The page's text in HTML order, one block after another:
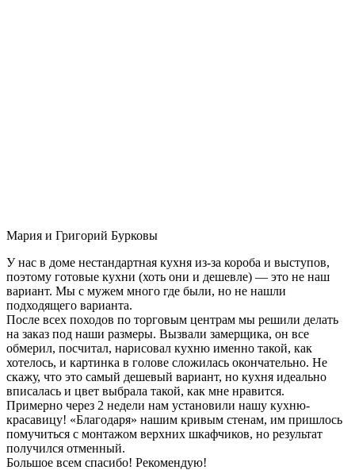
Мария и Григорий Бурковы
У нас в доме нестандартная кухня из-за короба и выступов,
поэтому готовые кухни (хоть они и дешевле) — это не наш
вариант. Мы с мужем много где были, но не нашли
подходящего варианта.
После всех походов по торговым центрам мы решили делать
на заказ под наши размеры. Вызвали замерщика, он все
обмерил, посчитал, нарисовал кухню именно такой, как
хотелось, и картинка в голове сложилась окончательно. Не
скажу, что это самый дешевый вариант, но кухня идеально
вписалась и цвет выбрала такой, как мне нравится.
Примерно через 2 недели нам установили нашу кухню-
красавицу! «Благодаря» нашим кривым стенам, им пришлось
помучиться с монтажом верхних шкафчиков, но результат
получился отменный.
Большое всем спасибо! Рекомендую!